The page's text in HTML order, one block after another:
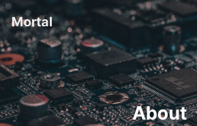
Mortal
About